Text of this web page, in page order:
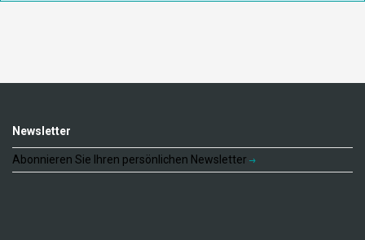
Newsletter
Abonnieren Sie Ihren persönlichen Newsletter